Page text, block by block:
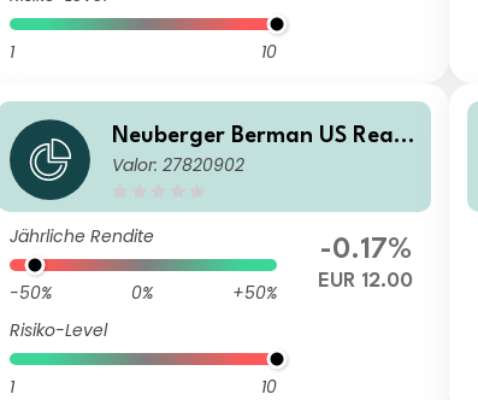
1 10
Neuberger Berman US Real
Estate Securities Fund EUR
Valor: 27820902
Jährliche Rendite
-50% 0%
+50%
Risiko-Level
1 10
-0.17%
EUR 12.00